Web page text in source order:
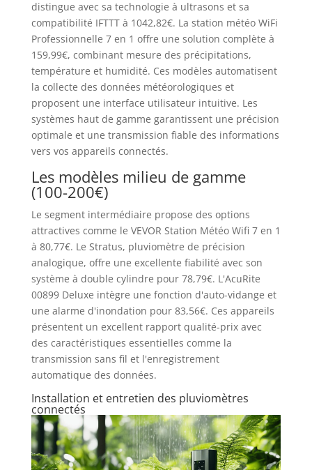
distingue avec sa technologie à ultrasons et sa
compatibilité IFTTT à 1042,82€. La station météo WiFi
Professionnelle 7 en 1 offre une solution complète à
159,99€, combinant mesure des précipitations,
température et humidité. Ces modèles automatisent
la collecte des données météorologiques et
proposent une interface utilisateur intuitive. Les
systèmes haut de gamme garantissent une précision
optimale et une transmission fiable des informations
vers vos appareils connectés.
Les modèles milieu de gamme
(100-200€)
Le segment intermédiaire propose des options
attractives comme le VEVOR Station Météo Wifi 7 en 1
à 80,77€. Le Stratus, pluviomètre de précision
analogique, offre une excellente fiabilité avec son
système à double cylindre pour 78,79€. L'AcuRite
00899 Deluxe intègre une fonction d'auto-vidange et
une alarme d'inondation pour 83,56€. Ces appareils
présentent un excellent rapport qualité-prix avec
des caractéristiques essentielles comme la
transmission sans fil et l'enregistrement
automatique des données.
Installation et entretien des pluviomètres
connectés